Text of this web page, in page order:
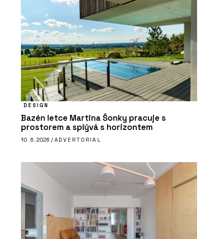
DESIGN
Bazén letce Martina Šonky pracuje s
prostorem a splývá s horizontem
10. 6. 2026 / ADVERTORIAL